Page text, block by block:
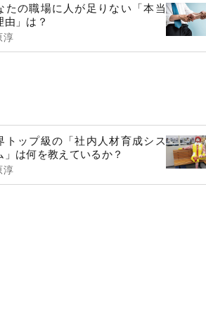
たの職場に人が足りない「本当
由」は？
淳
トップ級の「社内人材育成シス
」は何を教えているか？
淳